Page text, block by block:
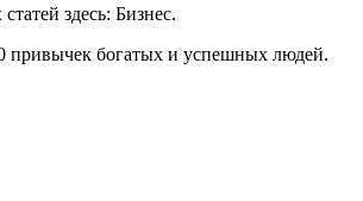
здесь: Бизнес.
привычек богатых и успешных людей.